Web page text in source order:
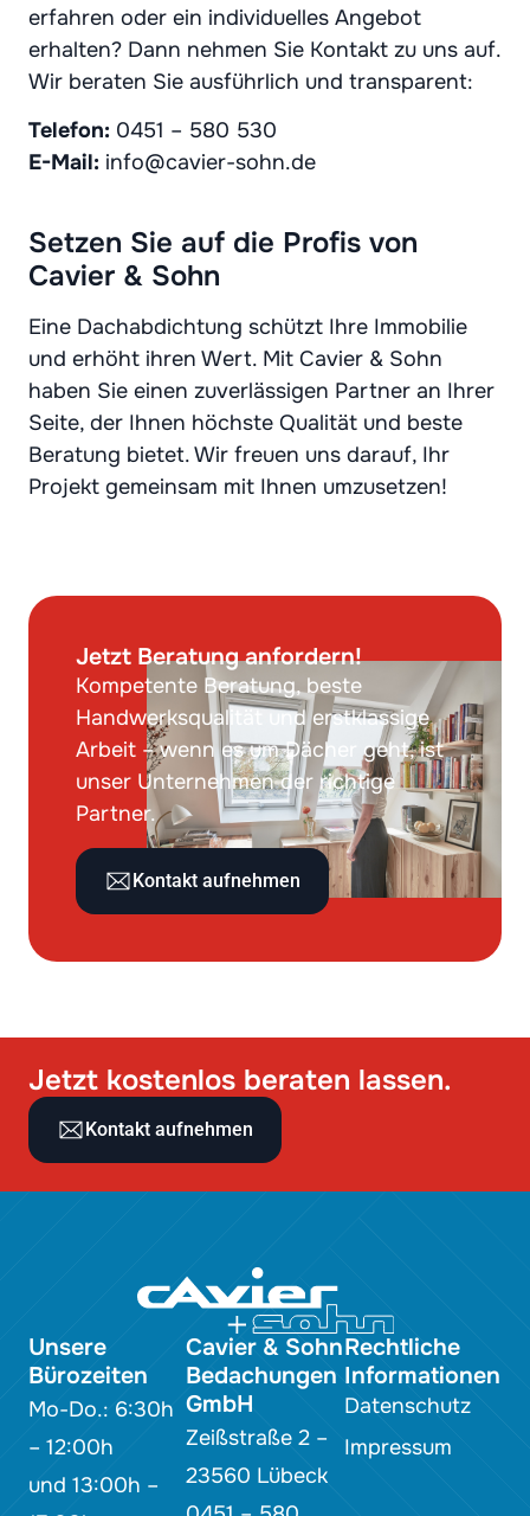
erfahren oder ein individuelles Angebot
erhalten? Dann nehmen Sie Kontakt zu uns auf.
Wir beraten Sie ausführlich und transparent:
Telefon: 0451 – 580 530
E-Mail: info@cavier-sohn.de
Setzen Sie auf die Profis von
Cavier & Sohn
Eine Dachabdichtung schützt Ihre Immobilie
und erhöht ihren Wert. Mit Cavier & Sohn
haben Sie einen zuverlässigen Partner an Ihrer
Seite, der Ihnen höchste Qualität und beste
Beratung bietet. Wir freuen uns darauf, Ihr
Projekt gemeinsam mit Ihnen umzusetzen!
Jetzt Beratung anfordern!
Kompetente Beratung, beste
Handwerksqualität und erstklassige
Arbeit – wenn es um Dächer geht, ist
unser Unternehmen der richtige
Partner.
Kontakt aufnehmen
Jetzt kostenlos beraten lassen.
Kontakt aufnehmen
Unsere
Bürozeiten
Mo-Do.: 6:30h
– 12:00h
und 13:00h –
Cavier & Sohn
Bedachungen
GmbH
Zeißstraße 2 –
23560 Lübeck
Rechtliche
Informationen
Datenschutz
Impressum